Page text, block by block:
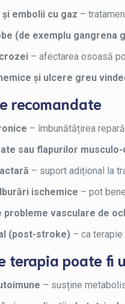
embolii cu gaz –
(de exemplu gangrena
– afectarea osoasă
și ulcere greu
recomandate
– îmbunătățirea
sau flapurilor musculo-
– suport adițional la
ischemice – pot
probleme vasculare de
(post-stroke) – ca terapie
terapia poate fi
– susține